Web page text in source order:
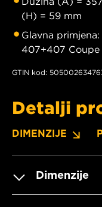
(H) = 59 mm
Glavna
407+407 Coupe
GTIN kod:
Detalji
DIMENZIJE
Dimenzije